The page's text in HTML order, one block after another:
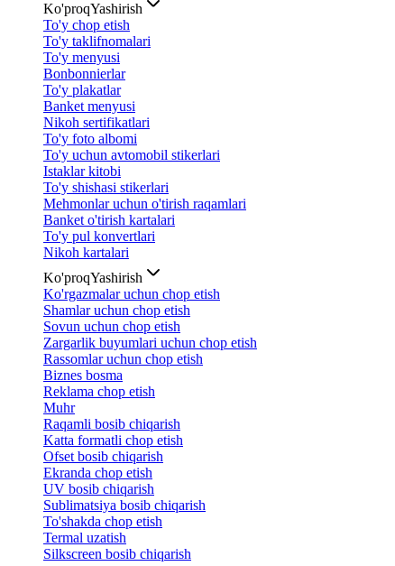
Ko'proqYashirish
To'y chop etish
To'y taklifnomalari
To'y menyusi
Bonbonnierlar
To'y plakatlar
Banket menyusi
Nikoh sertifikatlari
To'y foto albomi
To'y uchun avtomobil stikerlari
Istaklar kitobi
To'y shishasi stikerlari
Mehmonlar uchun o'tirish raqamlari
Banket o'tirish kartalari
To'y pul konvertlari
Nikoh kartalari
Ko'proqYashirish
Ko'rgazmalar uchun chop etish
Shamlar uchun chop etish
Sovun uchun chop etish
Zargarlik buyumlari uchun chop etish
Rassomlar uchun chop etish
Biznes bosma
Reklama chop etish
Muhr
Raqamli bosib chiqarish
Katta formatli chop etish
Ofset bosib chiqarish
Ekranda chop etish
UV bosib chiqarish
Sublimatsiya bosib chiqarish
To'shakda chop etish
Termal uzatish
Silkscreen bosib chiqarish